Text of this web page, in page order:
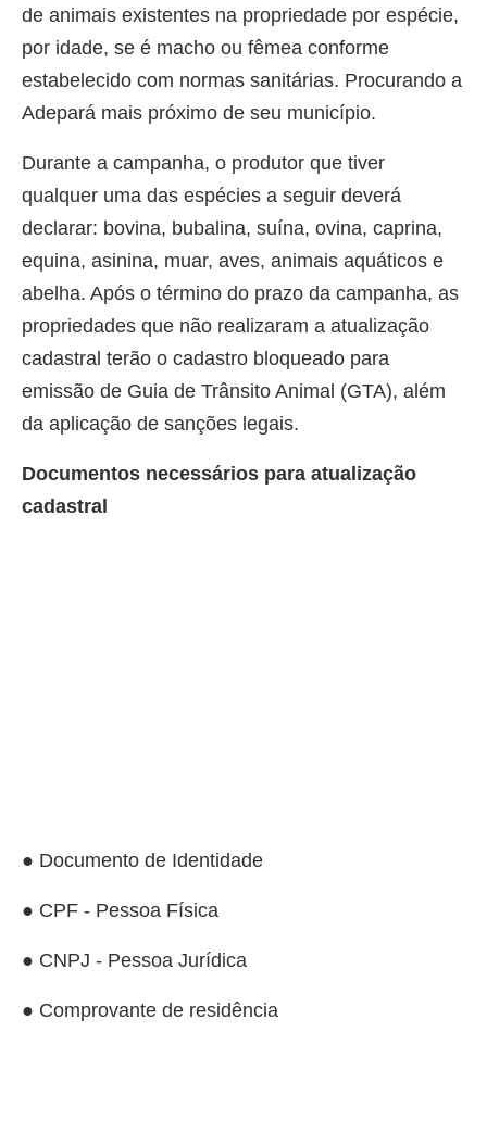
de animais existentes na propriedade por espécie,
por idade, se é macho ou fêmea conforme
estabelecido com normas sanitárias. Procurando a
Adepará mais próximo de seu município.
Durante a campanha, o produtor que tiver
qualquer uma das espécies a seguir deverá
declarar: bovina, bubalina, suína, ovina, caprina,
equina, asinina, muar, aves, animais aquáticos e
abelha. Após o término do prazo da campanha, as
propriedades que não realizaram a atualização
cadastral terão o cadastro bloqueado para
emissão de Guia de Trânsito Animal (GTA), além
da aplicação de sanções legais.
Documentos necessários para atualização
cadastral
● Documento de Identidade
● CPF - Pessoa Física
● CNPJ - Pessoa Jurídica
● Comprovante de residência